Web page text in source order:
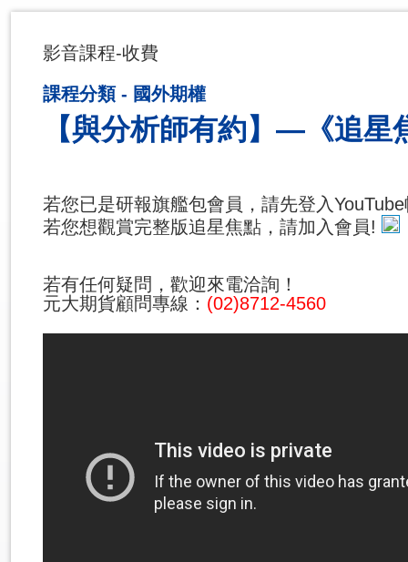
影音課程-收費
課程分類 - 國外期權
【與分析師有約】—《追
若您已是研報旗艦包會員，請先登入
若您想觀賞完整版追星焦點，請加入會員!
若有任何疑問，歡迎來電洽詢！
元大期貨顧問專線： (02)8712-4560